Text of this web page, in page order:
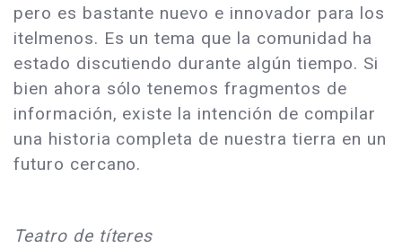
pero es bastante nuevo e innovador para los
itelmenos. Es un tema que la comunidad ha
estado discutiendo durante algún tiempo. Si
bien ahora sólo tenemos fragmentos de
información, existe la intención de compilar
una historia completa de nuestra tierra en un
futuro cercano.
Teatro de títeres